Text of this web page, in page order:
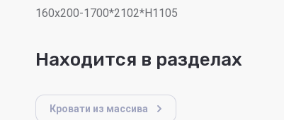
160х200-1700*2102*Н1105
Находится в разделах
Кровати из массива